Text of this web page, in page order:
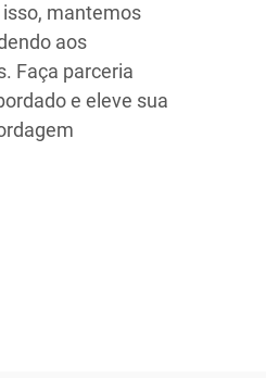
mantemos
aos
Faça parceria
e eleve sua